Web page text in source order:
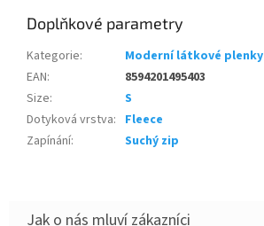
Doplňkové parametry
Kategorie:
Moderní látkové plenky
EAN:
8594201495403
Size:
S
Dotyková vrstva: Fleece
Zapínání: Suchý zip